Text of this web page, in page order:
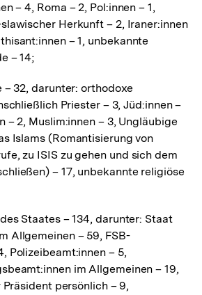
– 4, Roma – 2, Pol:innen – 1,
Herkunft – 2, Iraner:innen
– 1, unbekannte
– 14;
– 32, darunter: orthodoxe
Priester – 3, Jüd:innen –
– 2, Muslim:innen – 3, Ungläubige
Islams (Romantisierung von
zu ISIS zu gehen und sich dem
– 17, unbekannte religiöse
Staates – 134, darunter: Staat
Allgemeinen – 59, FSB-
Polizeibeamt:innen – 5,
im Allgemeinen – 19,
persönlich – 9,